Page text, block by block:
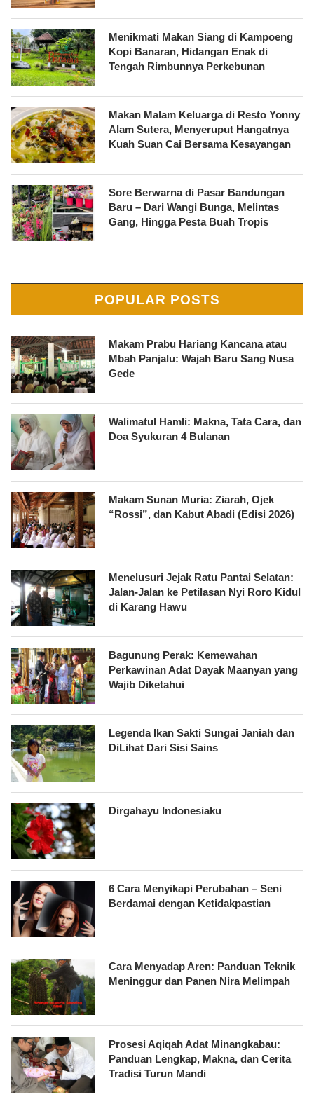
Menikmati Makan Siang di Kampoeng
Kopi Banaran, Hidangan Enak di
Tengah Rimbunnya Perkebunan
Makan Malam Keluarga di Resto Yonny
Alam Sutera, Menyeruput Hangatnya
Kuah Suan Cai Bersama Kesayangan
Sore Berwarna di Pasar Bandungan
Baru – Dari Wangi Bunga, Melintas
Gang, Hingga Pesta Buah Tropis
POPULAR POSTS
Makam Prabu Hariang Kancana atau
Mbah Panjalu: Wajah Baru Sang Nusa
Gede
Walimatul Hamli: Makna, Tata Cara, dan
Doa Syukuran 4 Bulanan
Makam Sunan Muria: Ziarah, Ojek
“Rossi”, dan Kabut Abadi (Edisi 2026)
Menelusuri Jejak Ratu Pantai Selatan:
Jalan-Jalan ke Petilasan Nyi Roro Kidul
di Karang Hawu
Bagunung Perak: Kemewahan
Perkawinan Adat Dayak Maanyan yang
Wajib Diketahui
Legenda Ikan Sakti Sungai Janiah dan
DiLihat Dari Sisi Sains
Dirgahayu Indonesiaku
6 Cara Menyikapi Perubahan – Seni
Berdamai dengan Ketidakpastian
Cara Menyadap Aren: Panduan Teknik
Meninggur dan Panen Nira Melimpah
Prosesi Aqiqah Adat Minangkabau:
Panduan Lengkap, Makna, dan Cerita
Tradisi Turun Mandi